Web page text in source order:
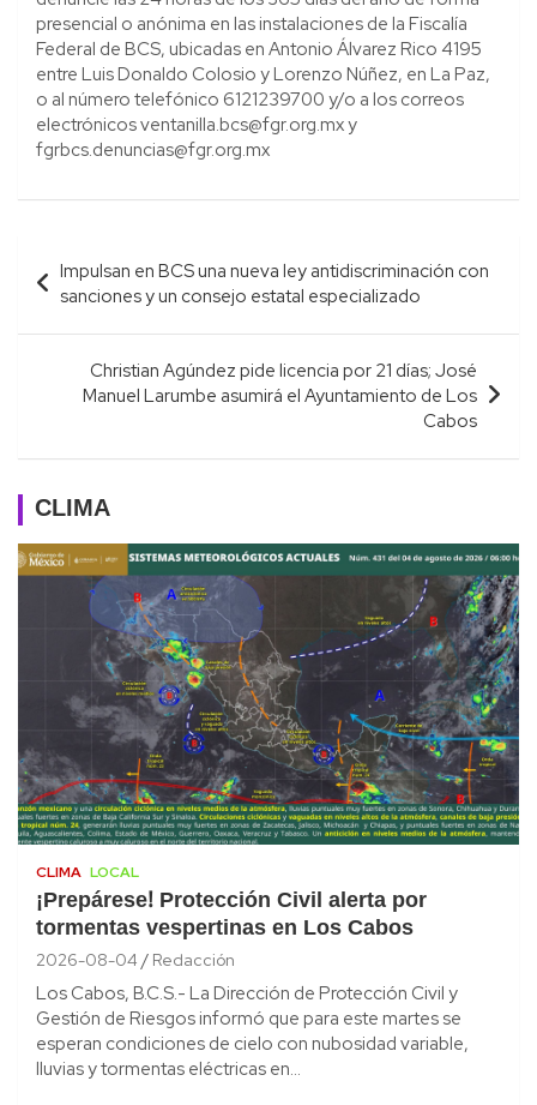
presencial o anónima en las instalaciones de la Fiscalía
Federal de BCS, ubicadas en Antonio Álvarez Rico 4195
entre Luis Donaldo Colosio y Lorenzo Núñez, en La Paz,
o al número telefónico 6121239700 y/o a los correos
electrónicos ventanilla.bcs@fgr.org.mx y
fgrbcs.denuncias@fgr.org.mx
Navegación
de
entradas
Impulsan en BCS una nueva ley antidiscriminación con
sanciones y un consejo estatal especializado
Christian Agúndez pide licencia por 21 días; José
Manuel Larumbe asumirá el Ayuntamiento de Los
Cabos
CLIMA
CLIMA LOCAL
¡Prepárese! Protección Civil alerta por
tormentas vespertinas en Los Cabos
2026-08-04 Redacción
Los Cabos, B.C.S.- La Dirección de Protección Civil y
Gestión de Riesgos informó que para este martes se
esperan condiciones de cielo con nubosidad variable,
lluvias y tormentas eléctricas en…